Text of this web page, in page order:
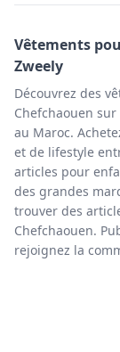
Vêtements
Zweely
Découvrez des
Chefchaouen
au Maroc.
et de lifestyle
articles pour
des grandes
trouver des
Chefchaouen.
rejoignez la